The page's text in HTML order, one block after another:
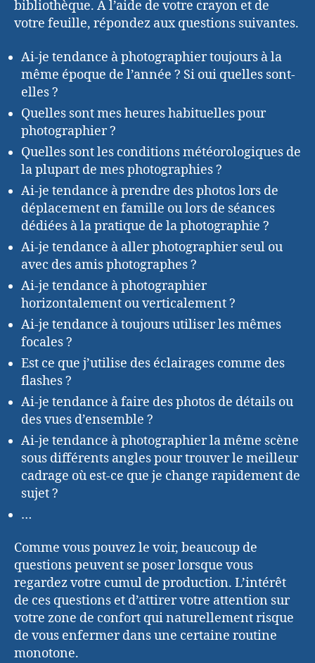
bibliothèque. À l’aide de votre crayon et de
votre feuille, répondez aux questions suivantes.
Ai-je tendance à photographier toujours à la
même époque de l’année ? Si oui quelles sont-
elles ?
Quelles sont mes heures habituelles pour
photographier ?
Quelles sont les conditions météorologiques de
la plupart de mes photographies ?
Ai-je tendance à prendre des photos lors de
déplacement en famille ou lors de séances
dédiées à la pratique de la photographie ?
Ai-je tendance à aller photographier seul ou
avec des amis photographes ?
Ai-je tendance à photographier
horizontalement ou verticalement ?
Ai-je tendance à toujours utiliser les mêmes
focales ?
Est ce que j’utilise des éclairages comme des
flashes ?
Ai-je tendance à faire des photos de détails ou
des vues d’ensemble ?
Ai-je tendance à photographier la même scène
sous différents angles pour trouver le meilleur
cadrage où est-ce que je change rapidement de
sujet ?
…
Comme vous pouvez le voir, beaucoup de
questions peuvent se poser lorsque vous
regardez votre cumul de production. L’intérêt
de ces questions et d’attirer votre attention sur
votre zone de confort qui naturellement risque
de vous enfermer dans une certaine routine
monotone.